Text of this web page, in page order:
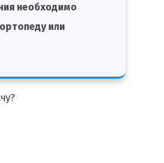
необходимо
или